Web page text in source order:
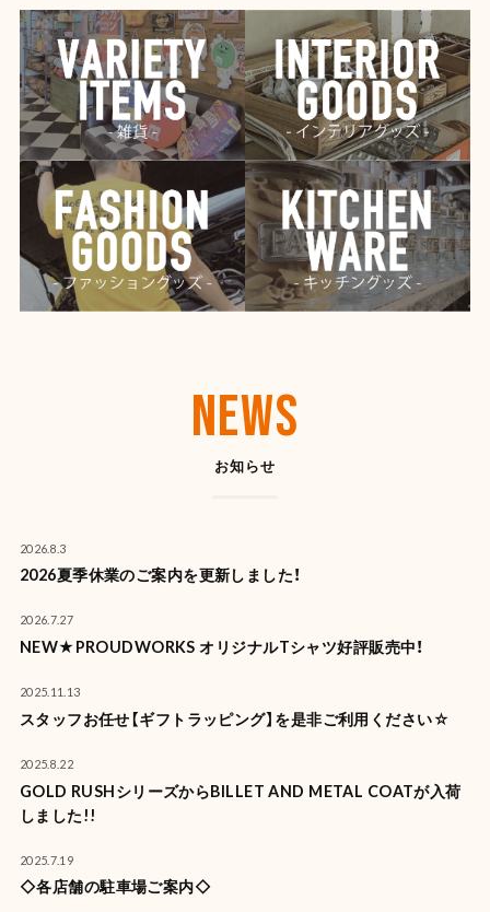
NEWS
お知らせ
2026.8.3
2026夏季休業のご案内を更新しました！
2026.7.27
NEW★PROUDWORKS オリジナルTシャツ好評販売中！
2025.11.13
スタッフお任せ【ギフトラッピング】を是非ご利用ください☆
2025.8.22
GOLD RUSHシリーズからBILLET AND METAL COATが入荷
しました!!
2025.7.19
◇各店舗の駐車場ご案内◇